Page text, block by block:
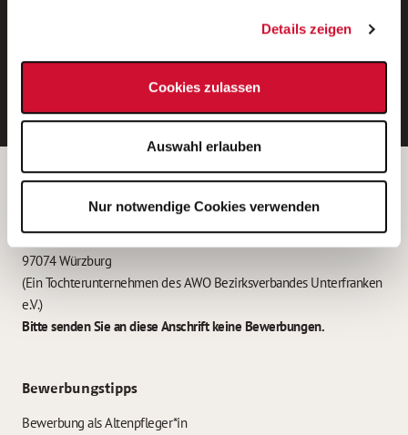
Details zeigen
Cookies zulassen
Auswahl erlauben
Nur notwendige Cookies verwenden
E-Mail-Adresse eintragen
Betreiber der Webseite
Garitz Bewirtschaftungsbetriebe GmbH
Kantstraße 45a
97074 Würzburg
(Ein Tochterunternehmen des AWO Bezirksverbandes Unterfranken
e.V.)
Bitte senden Sie an diese Anschrift keine Bewerbungen.
Bewerbungstipps
Bewerbung als Altenpfleger*in